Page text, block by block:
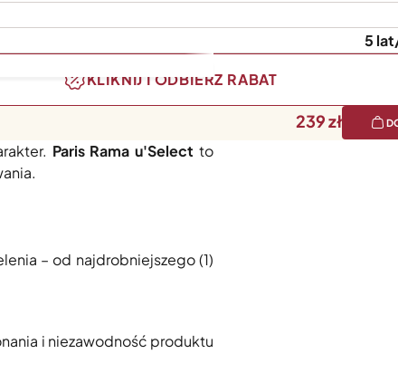
5
KLIKNIJ I ODBIERZ RABAT
239
Paris Rama u'Select to
– od najdrobniejszego (1)
i niezawodność produktu